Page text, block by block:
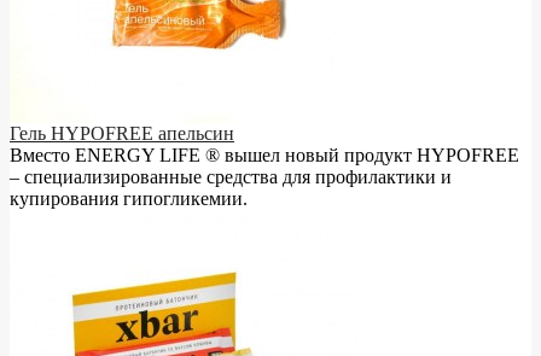
Гель HYPOFREE апельсин
Вместо ENERGY LIFE ® вышел новый продукт HYPOFREE
– cпециализированные средства для профилактики и
купирования гипогликемии.